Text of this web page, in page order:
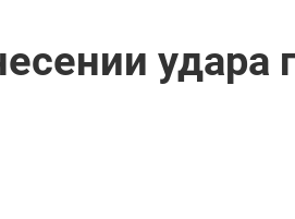
удара